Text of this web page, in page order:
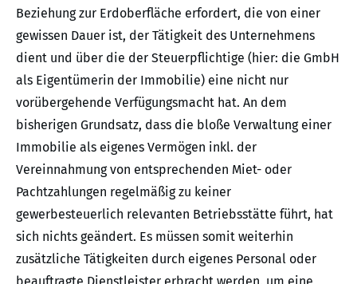
Beziehung zur Erdoberfläche erfordert, die von einer
gewissen Dauer ist, der Tätigkeit des Unternehmens
dient und über die der Steuerpflichtige (hier: die GmbH
als Eigentümerin der Immobilie) eine nicht nur
vorübergehende Verfügungsmacht hat. An dem
bisherigen Grundsatz, dass die bloße Verwaltung einer
Immobilie als eigenes Vermögen inkl. der
Vereinnahmung von entsprechenden Miet- oder
Pachtzahlungen regelmäßig zu keiner
gewerbesteuerlich relevanten Betriebsstätte führt, hat
sich nichts geändert. Es müssen somit weiterhin
zusätzliche Tätigkeiten durch eigenes Personal oder